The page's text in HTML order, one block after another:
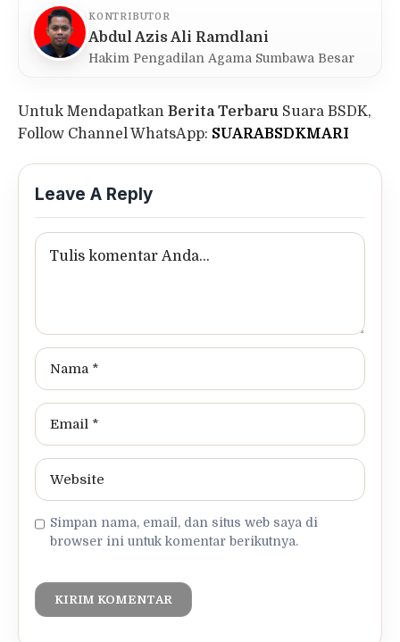
KONTRIBUTOR
Abdul Azis Ali Ramdlani
Hakim Pengadilan Agama Sumbawa Besar
Untuk Mendapatkan Berita Terbaru Suara BSDK,
Follow Channel WhatsApp: SUARABSDKMARI
Leave A Reply
Simpan nama, email, dan situs web saya di
browser ini untuk komentar berikutnya.